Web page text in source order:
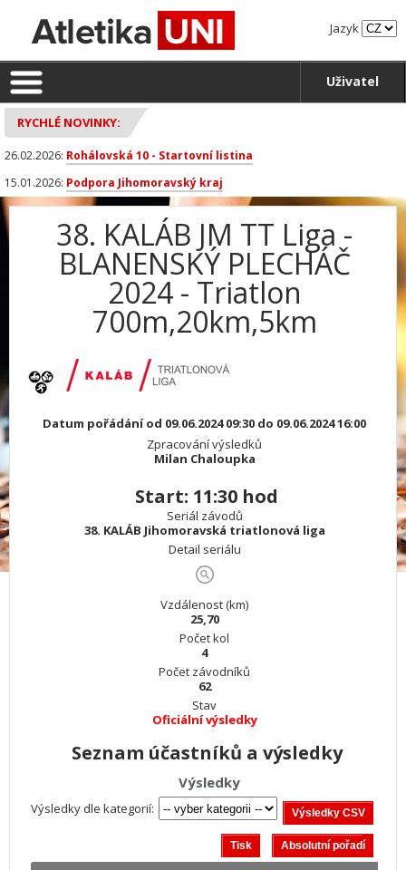
Jazyk
Uživatel
RYCHLÉ NOVINKY:
26.02.2026: Rohálovská 10 - Startovní listina
15.01.2026: Podpora Jihomoravský kraj
38. KALÁB JM TT Liga -
BLANENSKÝ PLECHÁČ
2024 - Triatlon
700m,20km,5km
Datum pořádání od 09.06.2024 09:30 do 09.06.2024 16:00
Zpracování výsledků
Milan Chaloupka
Start: 11:30 hod
Seriál závodů
38. KALÁB Jihomoravská triatlonová liga
Detail seriálu
Vzdálenost (km)
25,70
Počet kol
4
Počet závodníků
62
Stav
Oficiální výsledky
Seznam účastníků a výsledky
Výsledky
Výsledky dle kategorií: